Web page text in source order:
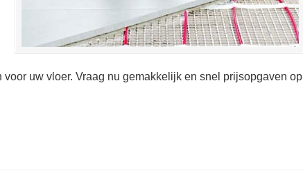
uw vloer. Vraag nu gemakkelijk en snel prijsopgaven op